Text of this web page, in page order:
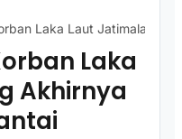
Laka Laut Jatimalang
Laka
Akhirnya